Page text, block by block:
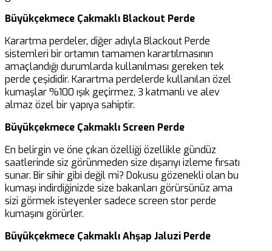
Büyükçekmece Çakmaklı Blackout Perde
Karartma perdeler, diğer adıyla Blackout Perde
sistemleri bir ortamın tamamen karartılmasının
amaçlandığı durumlarda kullanılması gereken tek
perde çeşididir. Karartma perdelerde kullanılan özel
kumaşlar %100 ışık geçirmez, 3 katmanlı ve alev
almaz özel bir yapıya sahiptir.
Büyükçekmece Çakmaklı Screen Perde
En belirgin ve öne çıkan özelliği özellikle gündüz
saatlerinde siz görünmeden size dışarıyı izleme fırsatı
sunar. Bir sihir gibi değil mi? Dokusu gözenekli olan bu
kumaşı indirdiğinizde size bakanları görürsünüz ama
sizi görmek isteyenler sadece screen stor perde
kumaşını görürler.
Büyükçekmece Çakmaklı Ahşap Jaluzi Perde